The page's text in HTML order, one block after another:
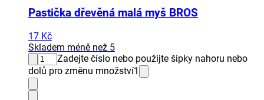
Pastička dřevěná malá myš BROS
17 Kč
Skladem méně než 5
Zadejte číslo nebo použijte šipky nahoru nebo
dolů pro změnu množství1